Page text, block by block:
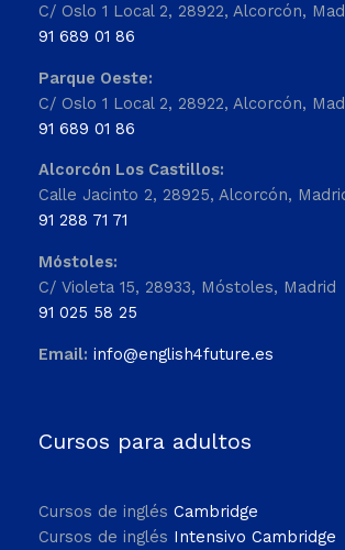
C/ Oslo 1 Local 2, 28922, Alcorcón,
91 689 01 86
Parque Oeste:
C/ Oslo 1 Local 2, 28922, Alcorcón,
91 689 01 86
Alcorcón Los Castillos:
Calle Jacinto 2, 28925, Alcorcón,
91 288 71 71
Móstoles:
C/ Violeta 15, 28933, Móstoles, Madrid
91 025 58 25
Email: info@english4future.es
Cursos para adultos
Cursos de inglés Cambridge
Cursos de inglés Intensivo Cambridge